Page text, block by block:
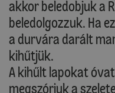
akkor beledobjuk a
beledolgozzuk. Ha
a durvára darált
kihűtjük.
A kihűlt lapokat
megszórjuk a